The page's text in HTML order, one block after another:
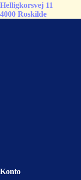
Helligkorsvej 11
4000 Roskilde
Konto